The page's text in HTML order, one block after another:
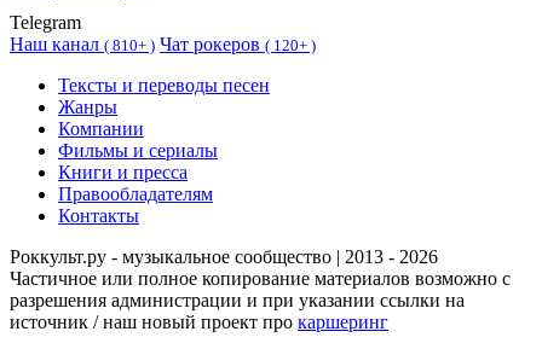
Telegram
Наш канал ( 810+ ) Чат рокеров ( 120+ )
Тексты и переводы песен
Жанры
Компании
Фильмы и сериалы
Книги и пресса
Правообладателям
Контакты
Роккульт.ру - музыкальное сообщество | 2013 - 2026
Частичное или полное копирование материалов возможно с
разрешения администрации и при указании ссылки на
источник / наш новый проект про каршеринг